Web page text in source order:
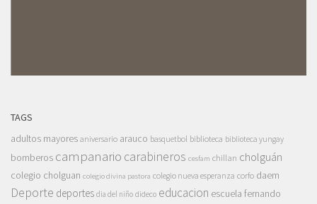
TAGS
adultos mayores aniversario arauco basquetbol biblioteca biblioteca yungay
bomberos campanario carabineros cesfam chillan cholguán
colegio cholguan colegio divina pastora colegio nueva esperanza corfo daem
Deporte deportes dia del niño dideco educacion escuela fernando